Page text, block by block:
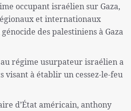
occupant israélien sur Gaza,
et internationaux
des palestiniens à Gaza
régime usurpateur israélien a
visant à établir un cessez-le-feu
d’État américain, anthony